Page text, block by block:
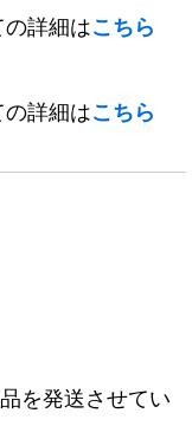
詳細はこちら
詳細はこちら
を発送させてい